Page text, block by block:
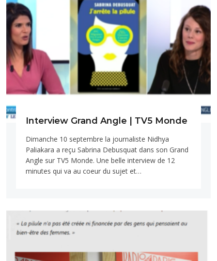
Interview Grand Angle | TV5 Monde
Dimanche 10 septembre la journaliste Nidhya
Paliakara a reçu Sabrina Debusquat dans son Grand
Angle sur TV5 Monde. Une belle interview de 12
minutes qui va au coeur du sujet et…